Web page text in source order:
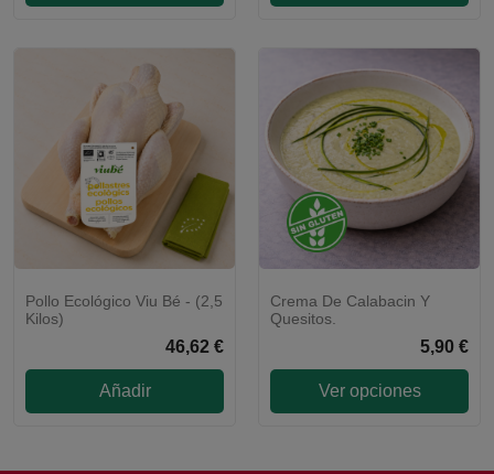
Pollo Ecológico Viu Bé - (2,5
Kilos)
46,62 €
Añadir
Crema De Calabacin Y
Quesitos.
5,90 €
Ver opciones